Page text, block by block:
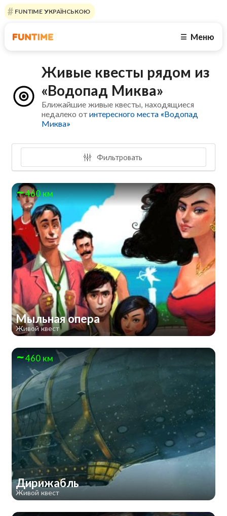
FUNTIME УКРАЇНСЬКОЮ
☰ Меню
Живые квесты рядом из
«Водопад Миква»
Ближайшие живые квесты, находящиеся
недалеко отинтересного места «Водопад
Миква»
Фильтровать
460 км
Мыльная опера
Живой квест
460 км
Дирижабль
Живой квест